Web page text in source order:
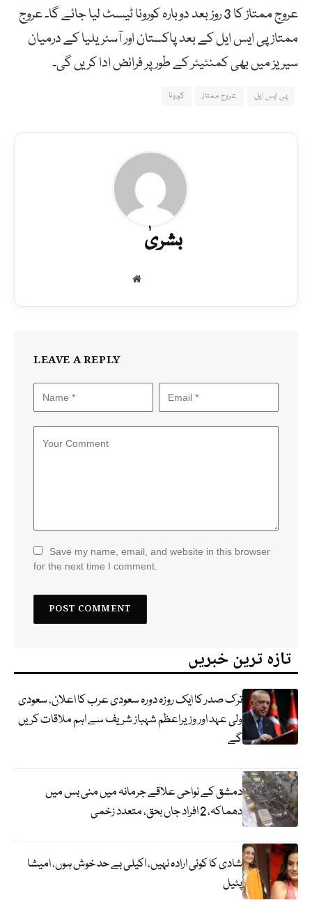
عروج ممتاز کا 3 روز بعد دوبارہ کورونا ٹیسٹ لیا جائے گا۔ عروج
ممتاز پی ایس ایل کے بعد پاکستان اور آسٹریلیا کے درمیان
سیریز میں بھی کمنٹیٹر کے طور پر فرائض ادا کریں گی۔
پی ایس ایل عروج ممتاز کورونا
بشریٰ
Website
LEAVE A REPLY
Save my name, email, and website in this browser
for the next time I comment.
تازہ ترین خبریں
ترک صدر کا ایک روزہ دورہ سعودی عرب کا اعلان، سعودی
ولی عہد اور وزیراعظم شہباز شریف سے اہم ملاقات کریں
گے
دمشق کے نواحی علاقے جرمانہ میں منی بس میں
دھماکہ، 2 افراد جاں بحق، متعدد زخمی
شادی کا کوئی ارادہ نہیں، اکیلی بے حد خوش ہوں، امیشا
پٹیل